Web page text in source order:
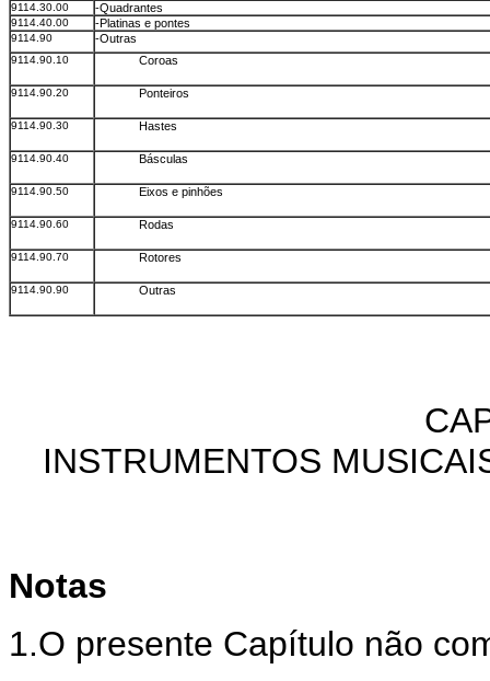
9114.30.00 -Quadrantes
9114.40.00 -Platinas e pontes
9114.90 -Outras
9114.90.10 Coroas
9114.90.20 Ponteiros
9114.90.30 Hastes
9114.90.40 Básculas
9114.90.50 Eixos e pinhões
9114.90.60 Rodas
9114.90.70 Rotores
9114.90.90 Outras
INSTRUMENTOS
Notas
1.O presente Capítulo não